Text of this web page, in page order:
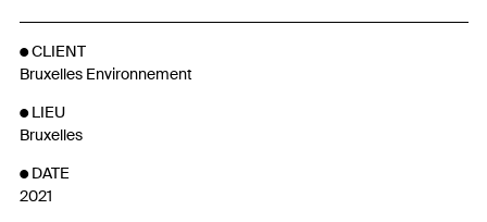
CLIENT
Bruxelles Environnement
LIEU
Bruxelles
DATE
2021